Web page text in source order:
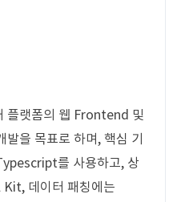
플랫폼의 웹 Frontend 및
을 목표로 하며, 핵심 기
를 사용하고, 상
데이터 패칭에는